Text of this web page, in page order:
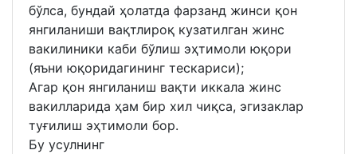
бўлса, бундай ҳолатда фарзанд жинси қон
янгиланиши вақтлироқ кузатилган жинс
вакилиники каби бўлиш эҳтимоли юқори
(яъни юқоридагининг тескариси);
Агар қон янгиланиш вақти иккала жинс
вакилларида ҳам бир хил чиқса, эгизаклар
туғилиш эҳтимоли бор.
Бу усулнинг